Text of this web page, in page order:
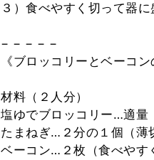
３）食べやすく切って器に
− − − − −
《ブロッコリーとベーコン
材料（２人分）
塩ゆでブロッコリー…適量
たまねぎ…２分の１個（薄
ベーコン…２枚（食べやす